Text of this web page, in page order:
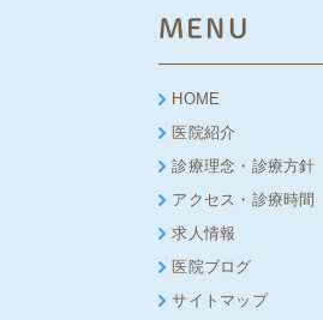
MENU
HOME
医院紹介
診療理念・診療方針
アクセス・診療時間
求人情報
医院ブログ
サイトマップ